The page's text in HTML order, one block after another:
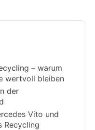
– warum
wertvoll bleiben
der
Vito und
Recycling